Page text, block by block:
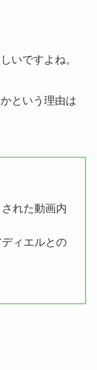
いですよね。
という理由は
れた動画内
ィエルとの